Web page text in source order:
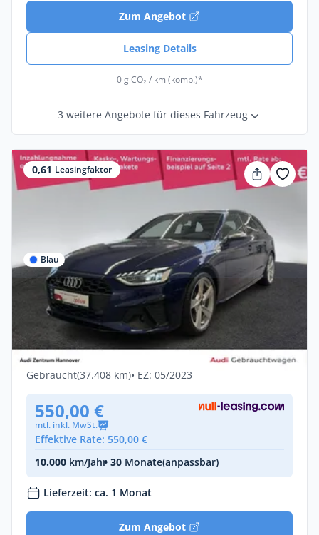
Zum Angebot
Leasing Details
0 g CO₂ / km (komb.)*
3 weitere Angebote für dieses Fahrzeug
0,61 Leasingfaktor
Blau
Privat & Gewerbe
Audi S4 Avant 3.0 TDI quattro virtual
Pano AHK
Diesel •Automatik •
Gebraucht(37.408 km)• EZ: 05/2023
550,00 €
mtl. inkl. MwSt.
Effektive Rate: 550,00 €
10.000 km/Jahr• 30 Monate(anpassbar)
Lieferzeit: ca. 1 Monat
Zum Angebot